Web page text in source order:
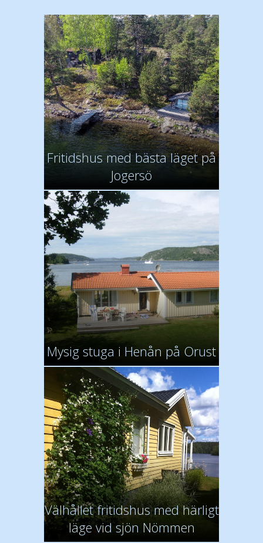
Fritidshus med bästa läget på
Jogersö
Mysig stuga i Henån på Orust
Välhållet fritidshus med härligt
läge vid sjön Nömmen